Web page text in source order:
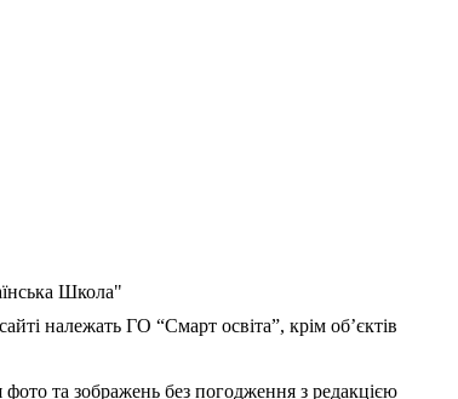
Школа"
належать ГО “Смарт освіта”, крім об’єктів
та зображень без погодження з редакцією